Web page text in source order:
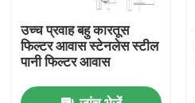
औद्योगिक जल फ़िल्टरिंग
औद्योगिक हेपा फ़िल्टर
उच्च प्रवाह बहु कारतूस
फिल्टर आवास स्टेनलेस स्टील
पानी फिल्टर आवास